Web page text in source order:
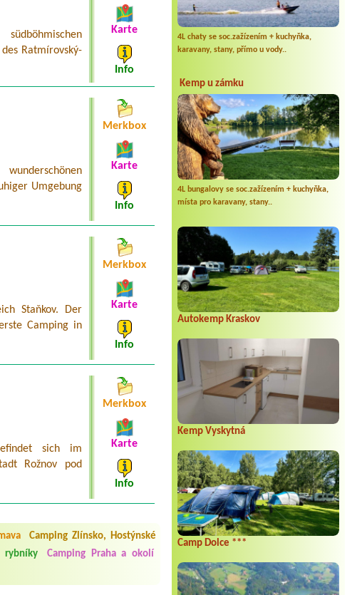
4L chaty se soc.zažízením + kuchyňka,
karavany, stany, přímo u vody..
Kemp u zámku
4L bungalovy se soc.zažízením + kuchyňka,
místa pro karavany, stany..
Autokemp Kraskov
Kemp Vyskytná
Camp Dolce ***
Ratmírovský-
Karte
Info
Umgebung
Merkbox
Karte
Info
Staňkov. Der
Camping in
Merkbox
Karte
Info
sich im
Rožnov pod
Merkbox
Karte
Info
Camping Zlínsko, Hostýnské
rybníky
Camping Praha a okolí
a další občerstvení. Co nás ale
Přes den jsem si připadala